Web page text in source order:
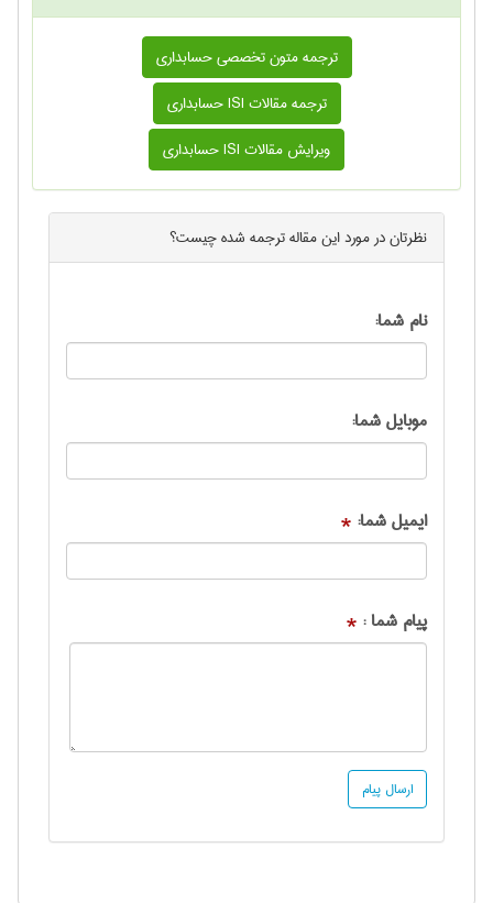
ترجمه متون تخصصی حسابداری
ترجمه مقالات ISI حسابداری
ویرایش مقالات ISI حسابداری
نظرتان در مورد اینمقاله ترجمه شدهچیست؟
نام شما:
موبایل شما:
ایمیل شما: *
پیام شما : *